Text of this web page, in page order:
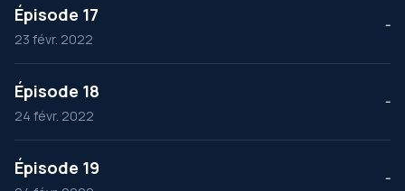
Épisode 17
23 févr. 2022
--
Épisode 18
24 févr. 2022
--
Épisode 19 --